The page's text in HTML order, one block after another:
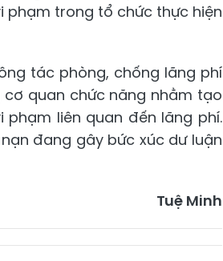
phạm trong tổ chức thực hiện
tác phòng, chống lãng phí
quan chức năng nhằm tạo
liên quan đến lãng phí.
đang gây bức xúc dư luận
Tuệ Minh